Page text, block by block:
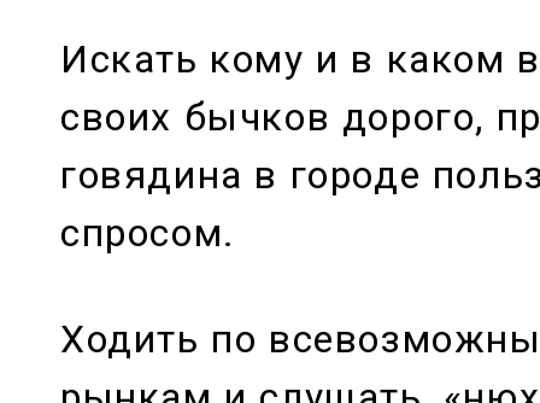
Искать кому и в каком
своих бычков дорого,
говядина в городе
спросом.
Ходить по